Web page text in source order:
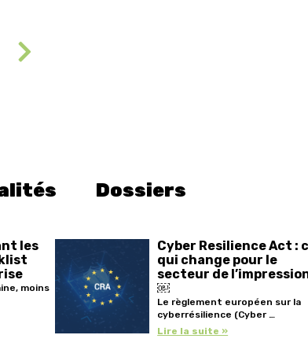
Dossiers
les
moins
Cyber Resilience Act :
qui change pour le
secteur de
￼
Le règlement européen sur la
cyberrésilience (Cyber …
Lire la suite »